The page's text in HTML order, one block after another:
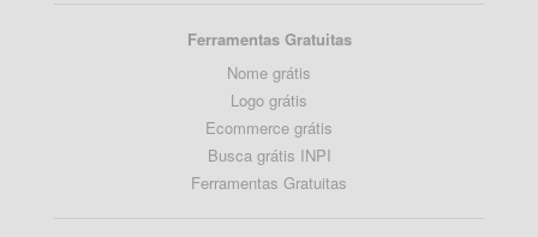
Ferramentas Gratuitas
Nome grátis
Logo grátis
Ecommerce grátis
Busca grátis INPI
Ferramentas Gratuitas